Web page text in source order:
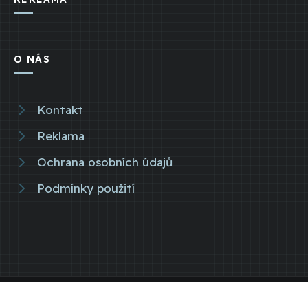
O NÁS
Kontakt
Reklama
Ochrana osobních údajů
Podmínky použití